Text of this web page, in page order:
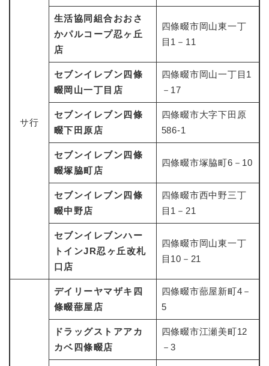
ら
く
ュ
ー
ひ
ら
の
メ
を
ら
く
く
り
・
の
ュ
ー
ら
しごと・産業
ご
と
産
業
の
メ
ニ
を
市政情報
情
報
の
メ
ニ
ュ
ー
を
ら
サ行
生活協同組合おおさ
かパルコープ忍ヶ丘
店
四條畷市岡山東一丁
目1－11
セブンイレブン四條
畷岡山一丁目店
四條畷市岡山一丁目1
－17
セブンイレブン四條
畷下田原店
四條畷市大字下田原
586-1
セブンイレブン四條
畷塚脇町店
四條畷市塚脇町6－10
セブンイレブン四條
畷中野店
四條畷市西中野三丁
目1－21
セブンイレブンハー
トインJR忍ヶ丘改札
口店
四條畷市岡山東一丁
目10－21
デイリーヤマザキ四
條畷蔀屋店
四條畷市蔀屋新町4－
5
ドラッグストアアカ
カベ四條畷店
四條畷市江瀬美町12
－3